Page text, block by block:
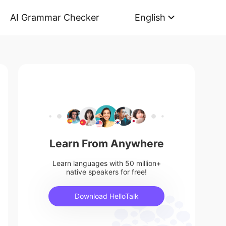
AI Grammar Checker English
Learn From Anywhere
Learn languages with 50 million+
native speakers for free!
Download HelloTalk